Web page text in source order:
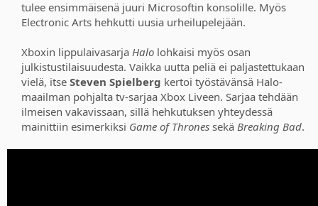
tulee ensimmäisenä juuri Microsoftin konsolille. Myös
Electronic Arts hehkutti uusia urheilupelejään.
Xboxin lippulaivasarja Halo lohkaisi myös osan
julkistustilaisuudesta. Vaikka uutta peliä ei paljastettukaan
vielä, itse Steven Spielberg kertoi työstävänsä Halo-
maailman pohjalta tv-sarjaa Xbox Liveen. Sarjaa tehdään
ilmeisen vakavissaan, sillä hehkutuksen yhteydessä
mainittiin esimerkiksi Game of Thrones sekä Breaking Bad.​